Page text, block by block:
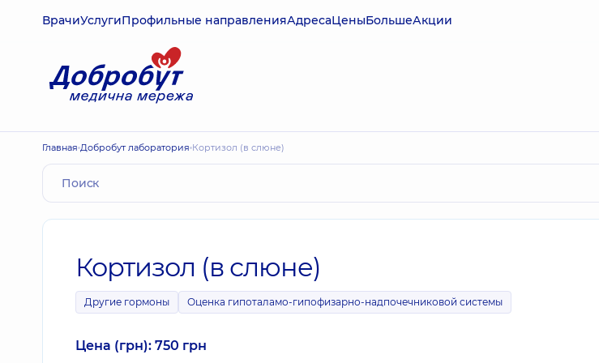
ВрачиУслугиПрофильные направленияАдресаЦеныБольшеАкции
Главная Добробут лаборатория Кортизол (в слюне)
Кортизол (в слюне)
Другие гормоны Оценка гипоталамо-гипофизарно-надпочечниковой системы
Цена (грн): 750 грн